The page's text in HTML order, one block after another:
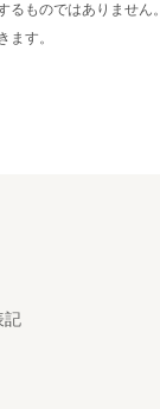
ものではありません。
ます。
記